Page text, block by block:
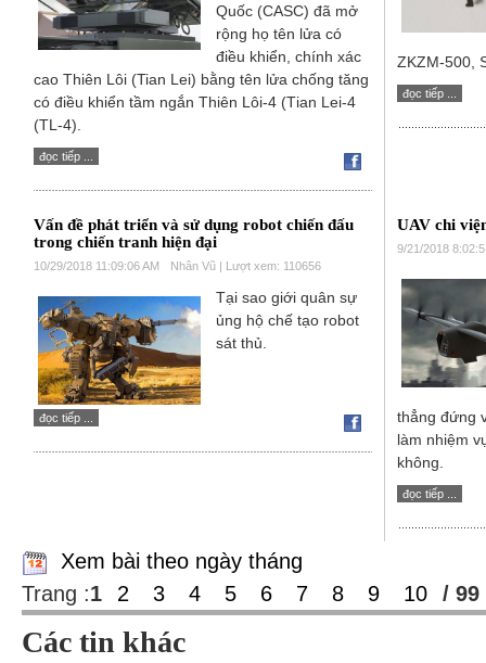
Quốc (CASC) đã mở
rộng họ tên lửa có
điều khiển, chính xác
cao Thiên Lôi (Tian Lei) bằng tên lửa chống tăng
có điều khiển tầm ngắn Thiên Lôi-4 (Тian Lei-4
(TL-4).
đọc tiếp ...
ZKZM-500,
đọc tiếp ...
Vấn đề phát triển và sử dụng robot chiến đấu
trong chiến tranh hiện đại
10/29/2018 11:09:06 AM Nhân Vũ | Lượt xem: 110656
Tại sao giới quân sự
ủng hộ chế tạo robot
sát thủ.
đọc tiếp ...
UAV chi
9/21/2018
thẳng đứng
làm nhiệm
không.
đọc tiếp ...
Xem bài theo ngày tháng
Trang :1 2 3 4 5 6 7 8 9 10 / 99
Các tin khác